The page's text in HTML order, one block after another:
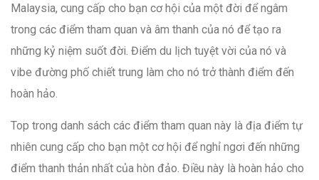
Malaysia, cung cấp cho bạn cơ hội của một đời để ngâm
trong các điểm tham quan và âm thanh của nó để tạo ra
những kỷ niệm suốt đời. Điểm du lịch tuyệt vời của nó và
vibe đường phố chiết trung làm cho nó trở thành điểm đến
hoàn hảo.
Top trong danh sách các điểm tham quan này là địa điểm tự
nhiên cung cấp cho bạn một cơ hội để nghỉ ngơi đến những
điểm thanh thản nhất của hòn đảo. Điều này là hoàn hảo cho